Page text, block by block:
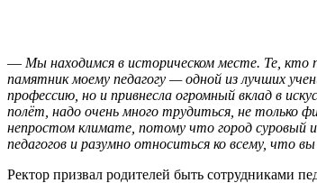
— Мы находимся в историческом месте. Те, кто
памятник моему педагогу — одной из лучших
профессию, но и привнесла огромный вклад в
полёт, надо очень много трудиться, не только
непростом климате, потому что город суровый и
педагогов и разумно относиться ко всему, что вы
Ректор призвал родителей быть сотрудниками